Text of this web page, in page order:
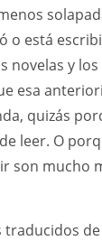
o está
novelas y
esa
quizás
leer. O
son mucho
traducidos